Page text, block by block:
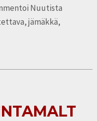
Nuutista
jämäkkä,